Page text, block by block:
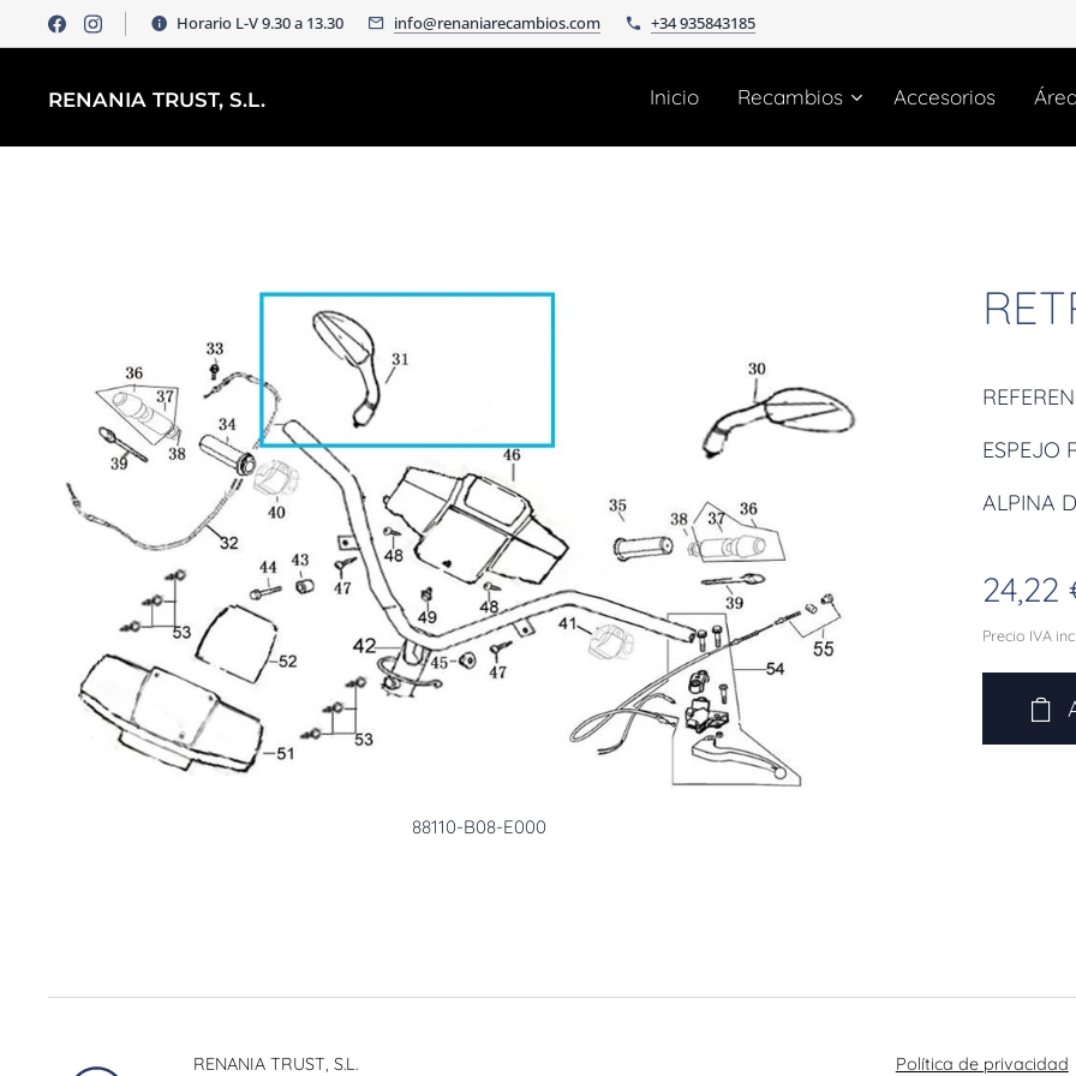
Horario L-V 9.30 a 13.30 info@renaniarecambios.com +34 935843185
RENANIA TRUST, S.L. Inicio Recambios Accesorios
88110-B08-E000
ESPEJO
ALPINA
24,22
Precio IVA
RENANIA TRUST, S.L. Política de privacidad